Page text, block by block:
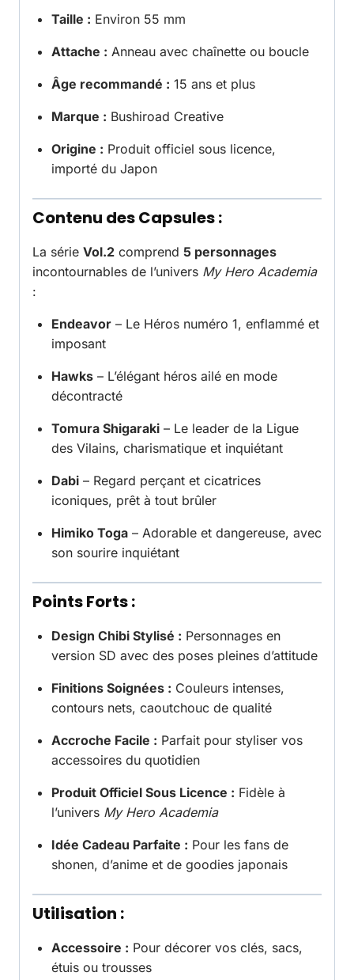
Taille : Environ 55 mm
Attache : Anneau avec chaînette ou boucle
Âge recommandé : 15 ans et plus
Marque : Bushiroad Creative
Origine : Produit officiel sous licence,
importé du Japon
Contenu des Capsules :
La série Vol.2 comprend 5 personnages
incontournables de l’univers My Hero Academia
:
Endeavor – Le Héros numéro 1, enflammé et
imposant
Hawks – L’élégant héros ailé en mode
décontracté
Tomura Shigaraki – Le leader de la Ligue
des Vilains, charismatique et inquiétant
Dabi – Regard perçant et cicatrices
iconiques, prêt à tout brûler
Himiko Toga – Adorable et dangereuse, avec
son sourire inquiétant
Points Forts :
Design Chibi Stylisé : Personnages en
version SD avec des poses pleines d’attitude
Finitions Soignées : Couleurs intenses,
contours nets, caoutchouc de qualité
Accroche Facile : Parfait pour styliser vos
accessoires du quotidien
Produit Officiel Sous Licence : Fidèle à
l’univers My Hero Academia
Idée Cadeau Parfaite : Pour les fans de
shonen, d’anime et de goodies japonais
Utilisation :
Accessoire : Pour décorer vos clés, sacs,
étuis ou trousses